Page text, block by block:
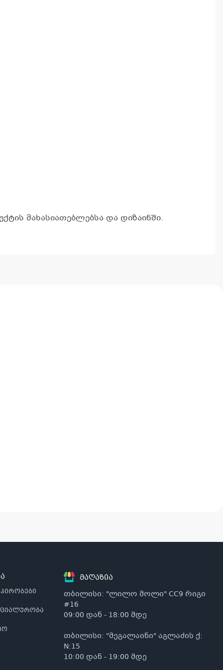
მახასიათებლებსა და დიზაინში.
მაღაზია
თბილისი: "ლილო მოლი" CC9 რიგი
#16
09:00 დან - 18:00 მდე
თბილისი: "მეგალაინი" აგლაძის ქ:
N:15
10:00 დან - 19:00 მდე